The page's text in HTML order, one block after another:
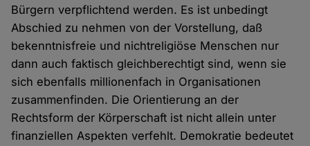
Bürgern verpflichtend werden. Es ist unbedingt
Abschied zu nehmen von der Vorstellung, daß
bekenntnisfreie und nichtreligiöse Menschen nur
dann auch faktisch gleichberechtigt sind, wenn sie
sich ebenfalls millionenfach in Organisationen
zusammenfinden. Die Orientierung an der
Rechtsform der Körperschaft ist nicht allein unter
finanziellen Aspekten verfehlt. Demokratie bedeutet